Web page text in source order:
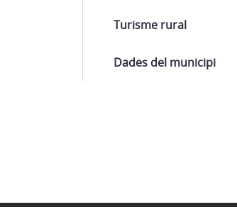
Turisme rural
Dades del municipi